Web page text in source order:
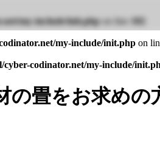
my-include/init.phpon line 102
my-include/init.php on
cyber-codinator.net/my-include/
畳をお求めの